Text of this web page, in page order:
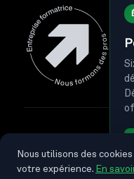
Nous utilisons des
votre expérience. En
Politique de